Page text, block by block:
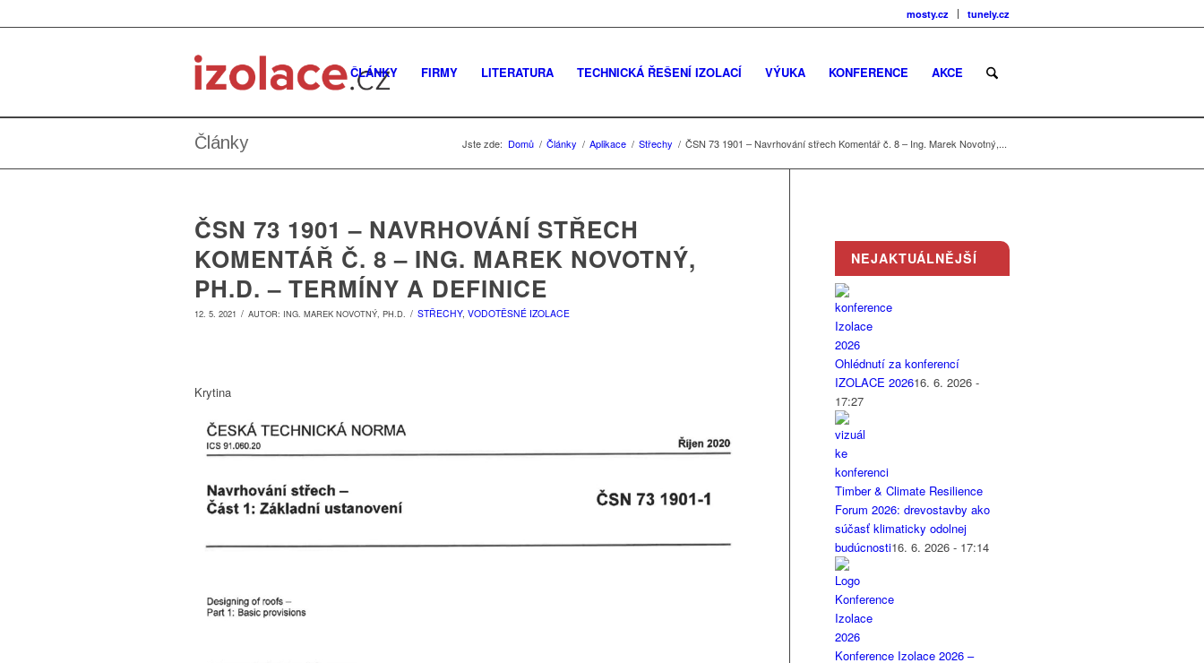
mosty.cz tunely.cz
ČLÁNKY FIRMY LITERATURA TECHNICKÁ ŘEŠENÍ IZOLACÍ VÝUKA KONFERENCE AKCE
Články Jste zde: Domů / Články / Aplikace / Střechy / ČSN 73 1901 – Navrhování střech Komentář č. 8 – Ing. Marek Novotný,...
ČSN 73 1901 – NAVRHOVÁNÍ STŘECH
KOMENTÁŘ Č. 8 – ING. MAREK NOVOTNÝ,
PH.D. – TERMÍNY A DEFINICE
12. 5. 2021 / AUTOR: ING. MAREK NOVOTNÝ, PH.D. / STŘECHY, VODOTĚSNÉ IZOLACE
Krytina
NEJAKTUÁLNĚJŠÍ
Ohlédnutí za konferencí
IZOLACE 202616. 6. 2026 -
17:27
Timber & Climate Resilience
Forum 2026: drevostavby ako
súčasť klimaticky odolnej
budúcnosti16. 6. 2026 - 17:14
Konference Izolace 2026 –